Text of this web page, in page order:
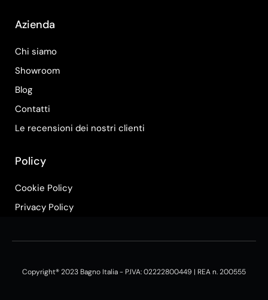
Azienda
Chi siamo
Showroom
Blog
Contatti
Le recensioni dei nostri clienti
Policy
Cookie Policy
Privacy Policy
Copyright® 2023 Bagno Italia - P.IVA: 02222800449 | REA n. 200555